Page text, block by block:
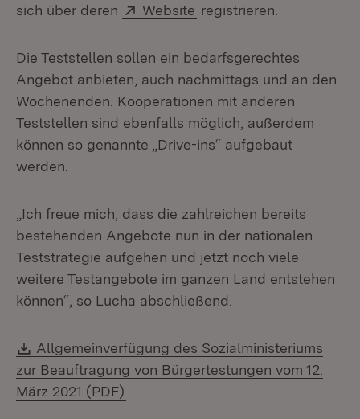
sich über deren Extern:
Website (Öffnet in neuem
registrieren.
Die Teststellen sollen ein bedarfsgerechtes
Angebot anbieten, auch nachmittags und an den
Wochenenden. Kooperationen mit anderen
Teststellen sind ebenfalls möglich, außerdem
können so genannte „Drive-ins“ aufgebaut
werden.
„Ich freue mich, dass die zahlreichen bereits
bestehenden Angebote nun in der nationalen
Teststrategie aufgehen und jetzt noch viele
weitere Testangebote im ganzen Land entstehen
können“, so Lucha abschließend.
Download:
Allgemeinverfügung des Sozialministeriums
zur Beauftragung von Bürgertestungen vom 12.
März 2021 (PDF)